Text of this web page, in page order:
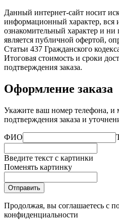
Данный интернет-сайт носит
информационный характер, вся
ознакомительный характер и ни
является публичной офертой,
Статьи 437 Гражданского
Итоговая стоимость и сроки
подтверждения заказа.
Оформление заказа
Укажите ваш номер телефона, и
подтверждения заказа и
ФИО
Введите текст с картинки
Поменять картинку
Отправить
Продолжая, вы соглашаетесь с
конфиденциальности